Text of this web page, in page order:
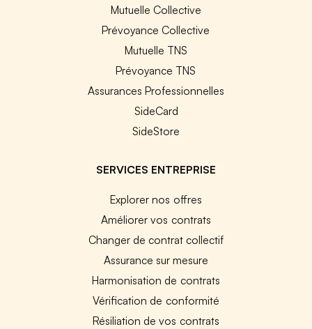
Mutuelle Collective
Prévoyance Collective
Mutuelle TNS
Prévoyance TNS
Assurances Professionnelles
SideCard
SideStore
SERVICES ENTREPRISE
Explorer nos offres
Améliorer vos contrats
Changer de contrat collectif
Assurance sur mesure
Harmonisation de contrats
Vérification de conformité
Résiliation de vos contrats